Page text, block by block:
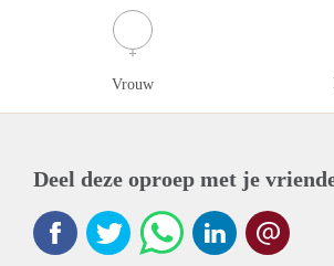
Vrouw
Deel deze oproep met je